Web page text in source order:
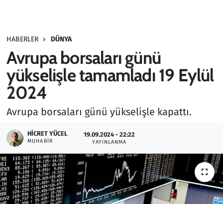
HABERLER DÜNYA
Avrupa borsaları günü
yükselişle tamamladı 19 Eylül
2024
Avrupa borsaları günü yükselişle kapattı.
HICRET YÜCEL
MUHABIR
19.09.2024 - 22:22
YAYINLANMA
Haber
Kültür Sanat
Kurumsal Haberler
Lezzet Durağı
Memur ve Kamu
Otomobil
Oyun